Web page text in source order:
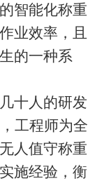
智能化称重
业效率，且
的一种系
十人的研发
工程师为全
人值守称重
施经验，衡